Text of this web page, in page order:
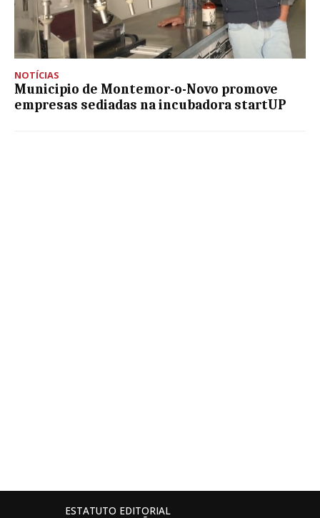
NOTÍCIAS
Municipio de Montemor-o-Novo promove
empresas sediadas na incubadora startUP
ESTATUTO EDITORIAL